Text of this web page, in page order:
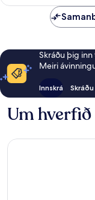
Skráðu þig
Meiri
Innskrá
Um hverfið